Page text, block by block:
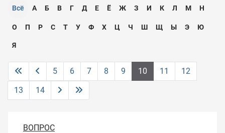
Всё А Б В Г Д Е Ё Ж З И К Л М Н
О П Р С Т У Ф Х Ц Ч Ш Щ Ы Э Ю
Я
5 6 7 8 9 10 11
12
13
14
ВОПРОС